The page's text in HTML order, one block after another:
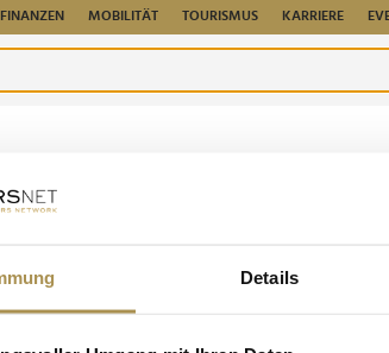
Details
FINANZEN MOBILITÄT TOURISMUS KARRIERE
durchsuchen